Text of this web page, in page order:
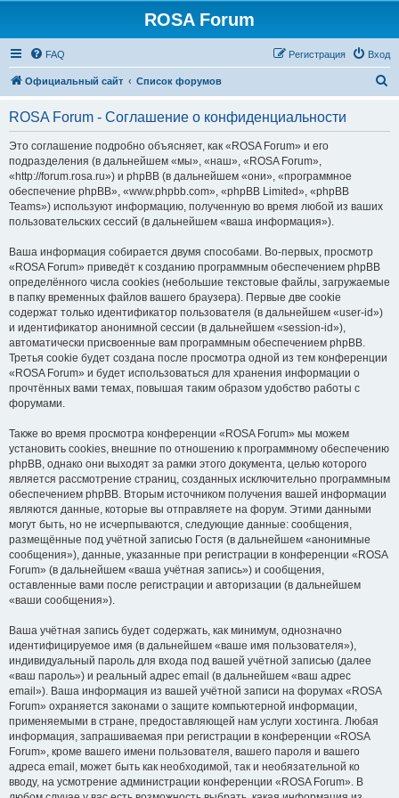
ROSA Forum
FAQ Вход
Регистрация
Официальный сайт Список форумов
ROSA Forum - Соглашение о конфиденциальности
Это соглашение подробно объясняет, как «ROSA Forum» и его
подразделения (в дальнейшем «мы», «наш», «ROSA Forum»,
«http://forum.rosa.ru») и phpBB (в дальнейшем «они», «программное
обеспечение phpBB», «www.phpbb.com», «phpBB Limited», «phpBB
Teams») используют информацию, полученную во время любой из ваших
пользовательских сессий (в дальнейшем «ваша информация»).
Ваша информация собирается двумя способами. Во-первых, просмотр
«ROSA Forum» приведёт к созданию программным обеспечением phpBB
определённого числа cookies (небольшие текстовые файлы, загружаемые
в папку временных файлов вашего браузера). Первые две cookie
содержат только идентификатор пользователя (в дальнейшем «user-id»)
и идентификатор анонимной сессии (в дальнейшем «session-id»),
автоматически присвоенные вам программным обеспечением phpBB.
Третья cookie будет создана после просмотра одной из тем конференции
«ROSA Forum» и будет использоваться для хранения информации о
прочтённых вами темах, повышая таким образом удобство работы с
форумами.
Также во время просмотра конференции «ROSA Forum» мы можем
установить cookies, внешние по отношению к программному обеспечению
phpBB, однако они выходят за рамки этого документа, целью которого
является рассмотрение страниц, созданных исключительно программным
обеспечением phpBB. Вторым источником получения вашей информации
являются данные, которые вы отправляете на форум. Этими данными
могут быть, но не исчерпываются, следующие данные: сообщения,
размещённые под учётной записью Гостя (в дальнейшем «анонимные
сообщения»), данные, указанные при регистрации в конференции «ROSA
Forum» (в дальнейшем «ваша учётная запись») и сообщения,
оставленные вами после регистрации и авторизации (в дальнейшем
«ваши сообщения»).
Ваша учётная запись будет содержать, как минимум, однозначно
идентифицируемое имя (в дальнейшем «ваше имя пользователя»),
индивидуальный пароль для входа под вашей учётной записью (далее
«ваш пароль») и реальный адрес email (в дальнейшем «ваш адрес
email»). Ваша информация из вашей учётной записи на форумах «ROSA
Forum» охраняется законами о защите компьютерной информации,
применяемыми в стране, предоставляющей нам услуги хостинга. Любая
информация, запрашиваемая при регистрации в конференции «ROSA
Forum», кроме вашего имени пользователя, вашего пароля и вашего
адреса email, может быть как необходимой, так и необязательной ко
вводу, на усмотрение администрации конференции «ROSA Forum». В